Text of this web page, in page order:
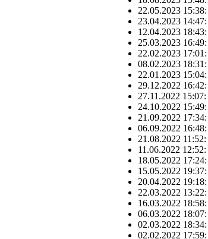
22.05.2023 15:38:
23.04.2023 14:47:
12.04.2023 18:43:
25.03.2023 16:49:
22.02.2023 17:01:
08.02.2023 18:31:
22.01.2023 15:04:
29.12.2022 16:42:
27.11.2022 15:07:
24.10.2022 15:49:
21.09.2022 17:34:
06.09.2022 16:48:
21.08.2022 11:52:
11.06.2022 12:52:
18.05.2022 17:24:
15.05.2022 19:37:
20.04.2022 19:18:
22.03.2022 13:22:
16.03.2022 18:58:
06.03.2022 18:07:
02.03.2022 18:34:
02.02.2022 17:59: